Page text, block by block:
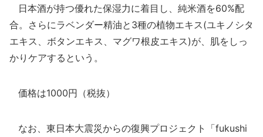
日本酒が持つ優れた保湿力に着目し、純米酒を60%配
合。さらにラベンダー精油と3種の植物エキス(ユキノシタ
エキス、ボタンエキス、マグワ根皮エキス)が、肌をしっ
かりケアするという。
価格は1000円（税抜）
なお、東日本大震災からの復興プロジェクト「fukushi